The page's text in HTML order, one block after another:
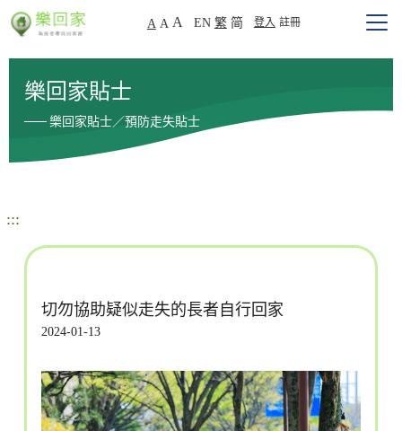
A A A EN 繁 简 登入 註冊
樂回家貼士
樂回家貼士／預防走失貼士
:::
切勿協助疑似走失的長者自行回家
2024-01-13